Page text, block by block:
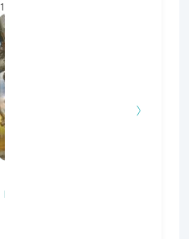
10
Плотников Сергей